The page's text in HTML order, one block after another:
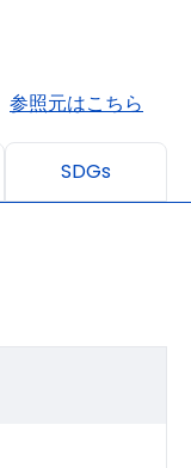
参照元はこちら
SDGs